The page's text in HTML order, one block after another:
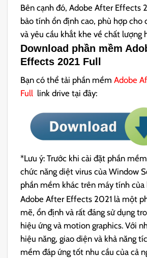
Bên cạnh đó, Adobe After Effects
bảo tính ổn định cao, phù hợp cho
và yêu cầu khắt khe về chất lượng
Download phần mềm
Effects 2021 Full
Bạn có thể tải phần mềmAdobe
Full link drive tại đây:
*Lưu ý: Trước khi cài đặt phần
chức năng diệt virus của Window
phần mềm khác trên máy tính của
Adobe After Effects 2021 là một
mẽ, ổn định và rất đáng sử dụng
hiệu ứng và motion graphics. Với
hiệu năng, giao diện và khả năng
mềm đáp ứng tốt nhu cầu của cả